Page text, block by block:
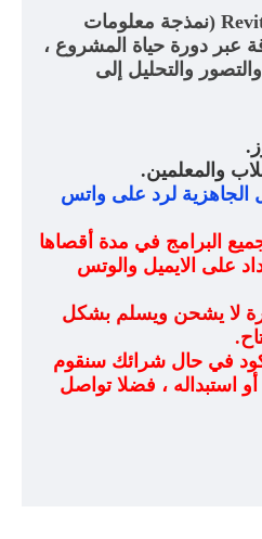
(نمذجة معلومات
عبر دورة حياة المشروع ،
والتحليل إلى
.
والمعلمين.
الجاهزية لرد على واتس
البرامج في مدة أقصاها
على الايميل والوتس
لا يشحن ويسلم بشكل
.
في حال شرائك سنقوم
استبداله ، فضلا تواصل